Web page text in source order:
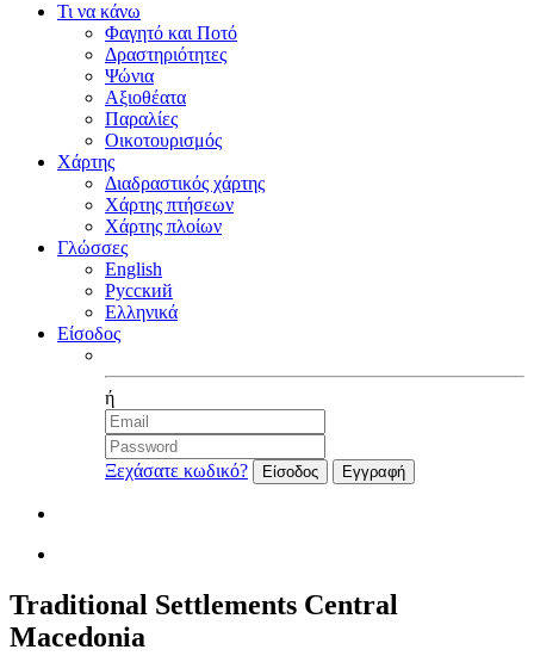
Τι να κάνω
Φαγητό και Ποτό
Δραστηριότητες
Ψώνια
Αξιοθέατα
Παραλίες
Οικοτουρισμός
Χάρτης
Διαδραστικός χάρτης
Χάρτης πτήσεων
Χάρτης πλοίων
Γλώσσες
English
Русский
Ελληνικά
Είσοδος
ή
Ξεχάσατε κωδικό?
Traditional Settlements Central
Macedonia